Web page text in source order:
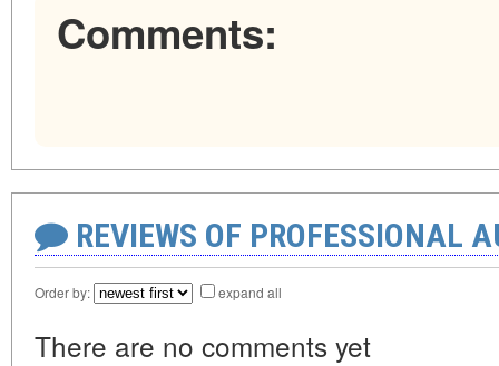
Comments:
REVIEWS OF PROFESSIONAL
Order by: expand all
There are no comments yet